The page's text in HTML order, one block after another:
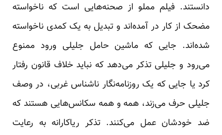
دانستند. فیلم مملو از صحنه‌هایی است که ناخواسته
مضحک از کار در آمده‌اند و تبدیل به یک کمدی ناخواسته
شده‌اند. جایی که ماشین حامل جلیلی ورود ممنوع
می‌رود و جلیلی تذکر می‌دهد که نباید خلاف قانون رفتار
کرد یا جایی که یک روزنامه‌نگار ناشناس غربی، در وصف
جلیلی حرف می‌زند، همه و همه سکانس‌هایی هستند که
ضد خودشان عمل می‌کنند. تذکر ریاکارانه به رعایت